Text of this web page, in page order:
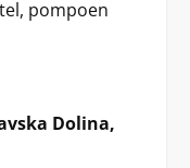
pompoen
Dolina,